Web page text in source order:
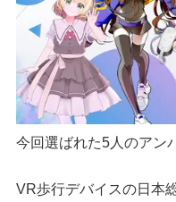
今回選ばれた5人のアン
VR歩行デバイスの日本